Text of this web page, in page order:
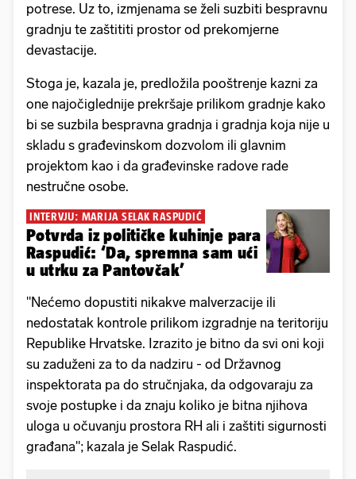
potrese. Uz to, izmjenama se želi suzbiti bespravnu
gradnju te zaštititi prostor od prekomjerne
devastacije.
Stoga je, kazala je, predložila pooštrenje kazni za
one najočiglednije prekršaje prilikom gradnje kako
bi se suzbila bespravna gradnja i gradnja koja nije u
skladu s građevinskom dozvolom ili glavnim
projektom kao i da građevinske radove rade
nestručne osobe.
INTERVJU: MARIJA SELAK RASPUDIĆ
Potvrda iz političke kuhinje para
Raspudić: ‘Da, spremna sam ući
u utrku za Pantovčak’
"Nećemo dopustiti nikakve malverzacije ili
nedostatak kontrole prilikom izgradnje na teritoriju
Republike Hrvatske. Izrazito je bitno da svi oni koji
su zaduženi za to da nadziru - od Državnog
inspektorata pa do stručnjaka, da odgovaraju za
svoje postupke i da znaju koliko je bitna njihova
uloga u očuvanju prostora RH ali i zaštiti sigurnosti
građana"; kazala je Selak Raspudić.